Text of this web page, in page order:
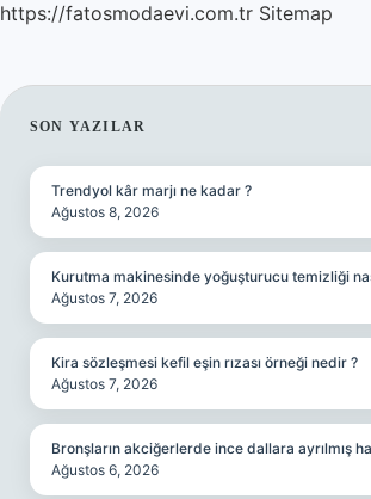
https://fatosmodaevi.com.tr Sitemap
SIDEBAR
SON YAZILAR
Trendyol kâr marjı ne kadar ?
Ağustos 8, 2026
Kurutma makinesinde yoğuşturucu temizliği
Ağustos 7, 2026
Kira sözleşmesi kefil eşin rızası örneği nedir ?
Ağustos 7, 2026
Bronşların akciğerlerde ince dallara ayrılmış
Ağustos 6, 2026